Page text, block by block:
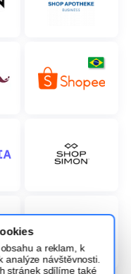
a reklam, k
návštěvnosti.
stránek sdílíme také